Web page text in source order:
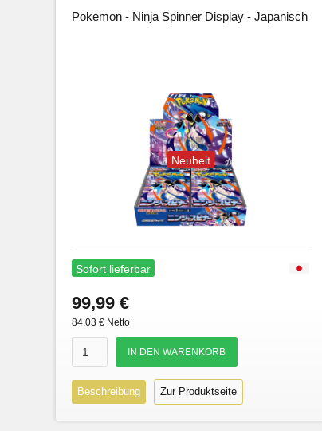
Pokemon - Ninja Spinner Display - Japanisch
Neuheit
Sofort lieferbar
99,99 €
84,03 € Netto
Beschreibung Zur Produktseite